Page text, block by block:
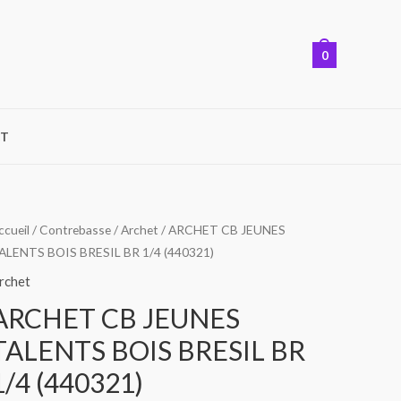
0
/Contrebasse/Archet / ARCHET CB JEUNES
BOIS BRESIL BR 1/4 (440321)
CB JEUNES
BOIS BRESIL BR
4 (440321)